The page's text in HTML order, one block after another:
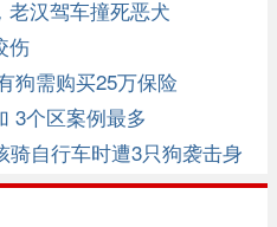
老汉驾车撞死恶犬
伤
狗需购买25万保险
3个区案例最多
自行车时遭3只狗袭击身